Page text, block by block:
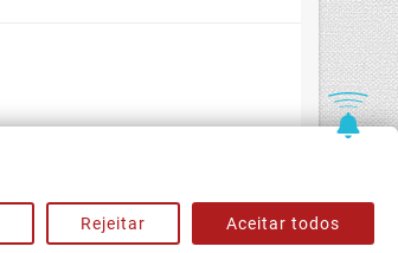
Rejeitar Aceitar todos